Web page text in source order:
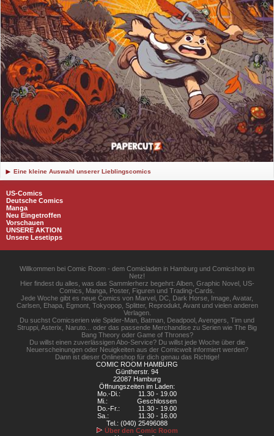
Eine kleine Auswahl unserer Lieblingscomics
US-Comics
Deutsche Comics
Manga
Neu Eingetroffen
Vorschauen
UNSERE AKTION
Unsere Lesetipps
Willkommen bei Comic Room - dem Comicladen in Hamburg und Comicshop im
Netz!
Hier findest du alles, was das Sammlerherz begehrt: Alben, Graphic Novel, US-
Comics, Manga, Poster, Figuren und Trading-Cards.
Jede Woche gibt es neue Comics von Marvel, DC, Dark Horse, Image, Avatar,
Carlsen, Ehapa, Egmont, Tokyopop, Splitter, Reprodukt, Avant und vielen anderen
Verlagen.
Du suchst Comicserien wie Spider-Man, Batman, Deadpool, Avengers, Tim und
Struppi, Asterix, Naruto... oder das passende Merchandise zu Serien wie The Big
Bang Theory oder Game of Thrones?
Du willst einen zuverlässigen Abo-Service? Du willst jede Woche über die
Neuerscheinungen oder Neuigkeiten aus der Comicwelt informiert werden?
Dann ist dieser Onlineshop für dich genau das Richtige!
COMIC ROOM HAMBURG
Güntherstr. 94
22087 Hamburg
Öffnungszeiten im Laden:
Mo.-Di.:
11.30 - 19.00
Mi.:
Geschlossen
Do.-Fr.:
11.30 - 19.00
Sa.:
11.30 - 16.00
Tel.: (040) 25496088
Über den Comic Room